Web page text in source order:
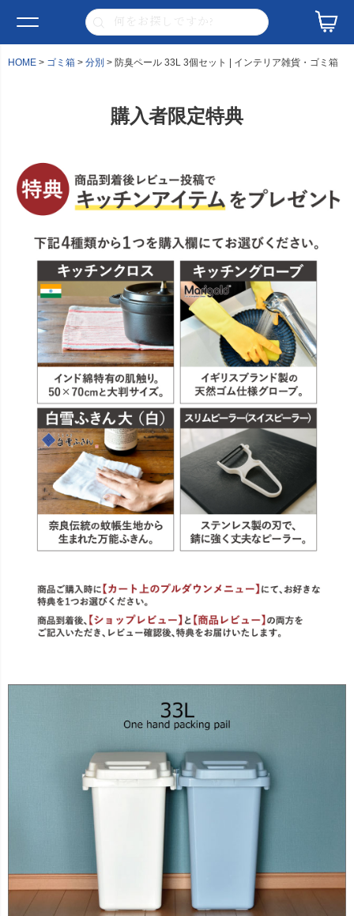
HOME ゴミ箱 分別 防臭ペール 33L 3個セット | インテリア雑貨・ゴミ箱
購入者限定特典